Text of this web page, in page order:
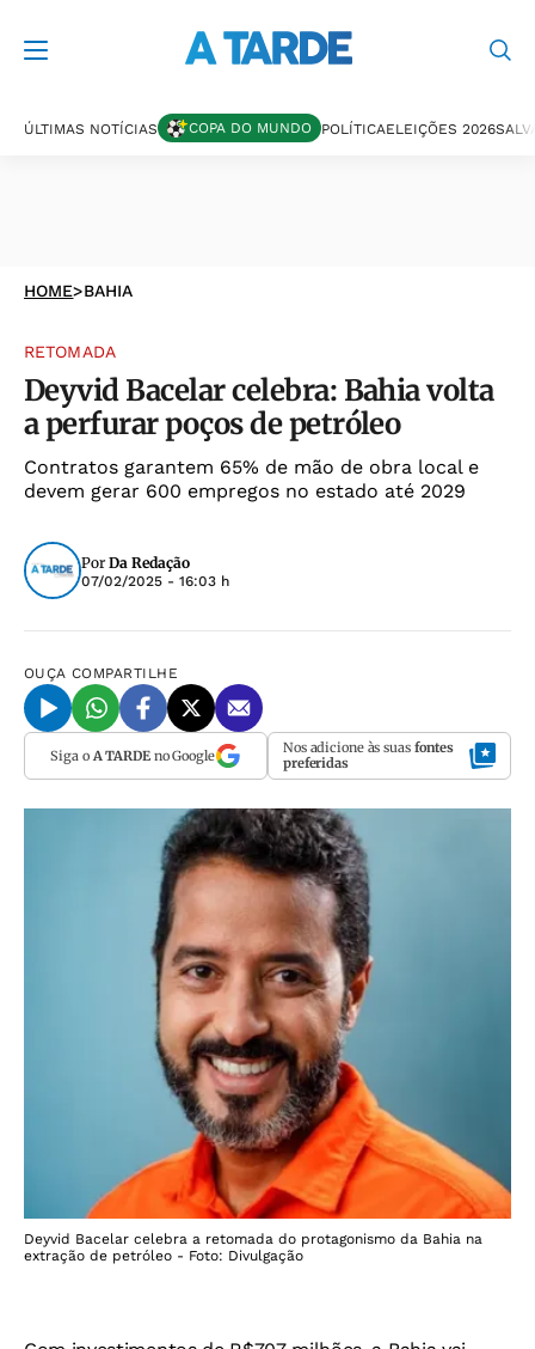
ÚLTIMAS NOTÍCIAS COPA DO MUNDO POLÍTICAELEIÇÕES 2026
HOME>BAHIA
RETOMADA
Deyvid Bacelar celebra: Bahia volta
a perfurar poços de petróleo
Contratos garantem 65% de mão de obra local e
devem gerar 600 empregos no estado até 2029
Por Da Redação
07/02/2025 - 16:03 h
OUÇA COMPARTILHE
Siga o A TARDEno Google Nos adicione às suas fontes
preferidas
Deyvid Bacelar celebra a retomada do protagonismo da Bahia na
extração de petróleo - Foto: Divulgação